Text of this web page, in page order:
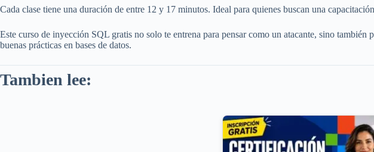
Cada clase tiene una duración de entre 12 y 17 minutos. Ideal para quienes buscan una
Este curso de inyección SQL gratis no solo te entrena para pensar como un atacante, sino
buenas prácticas en bases de datos.
Tambien lee: